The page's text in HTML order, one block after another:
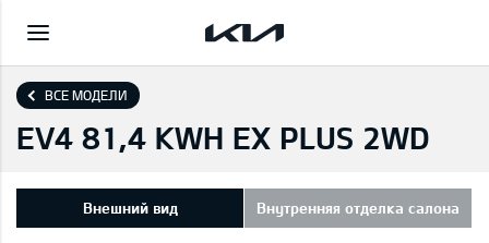
ВСЕ МОДЕЛИ
EV4 81,4 KWH EX PLUS 2WD
Внешний вид Внутренняя отделка салона